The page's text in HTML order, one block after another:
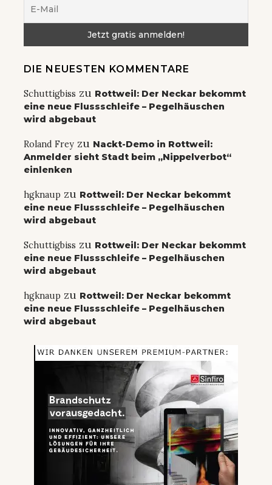
DIE NEUESTEN KOMMENTARE
Schuttigbiss zu Rottweil: Der Neckar bekommt
eine neue Flussschleife – Pegelhäuschen
wird abgebaut
Roland Frey zu Nackt-Demo in Rottweil:
Anmelder sieht Stadt beim „Nippelverbot“
einlenken
hgknaup zu Rottweil: Der Neckar bekommt
eine neue Flussschleife – Pegelhäuschen
wird abgebaut
Schuttigbiss zu Rottweil: Der Neckar bekommt
eine neue Flussschleife – Pegelhäuschen
wird abgebaut
hgknaup zu Rottweil: Der Neckar bekommt
eine neue Flussschleife – Pegelhäuschen
wird abgebaut